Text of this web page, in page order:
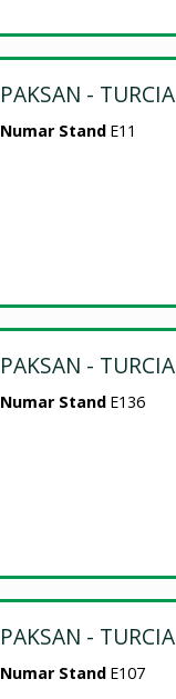
PAKSAN - TURCIA
Numar Stand E11
PAKSAN - TURCIA
Numar Stand E136
PAKSAN - TURCIA
Numar Stand E107